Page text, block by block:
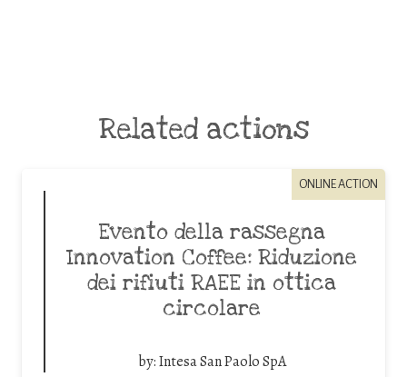
Related actions
ONLINE ACTION
Evento della rassegna
Innovation Coffee: Riduzione
dei rifiuti RAEE in ottica
circolare
by:Intesa San Paolo SpA